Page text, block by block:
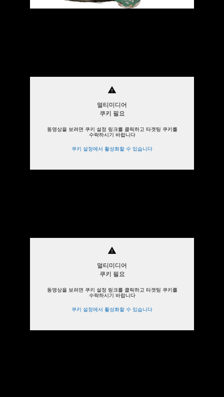
warning
멀티미디어
쿠키 필요
동영상을 보려면 쿠키 설정 링크를 클릭하고 타겟팅 쿠키를
수락하시기 바랍니다
쿠키 설정에서 활성화할 수 있습니다
warning
멀티미디어
쿠키 필요
동영상을 보려면 쿠키 설정 링크를 클릭하고 타겟팅 쿠키를
수락하시기 바랍니다
쿠키 설정에서 활성화할 수 있습니다